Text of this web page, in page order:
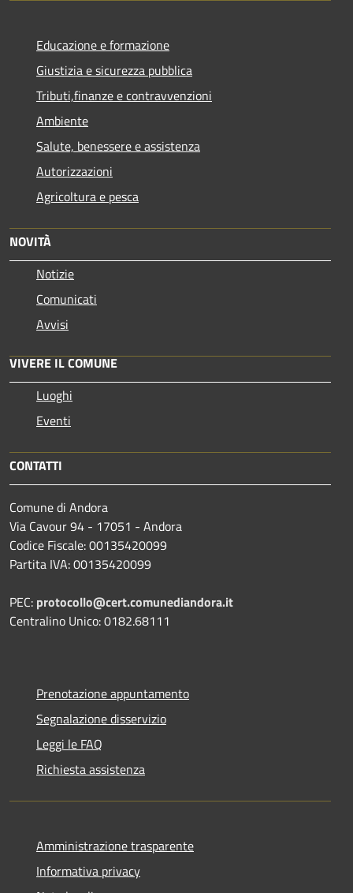
Educazione e formazione
Giustizia e sicurezza pubblica
Tributi,finanze e contravvenzioni
Ambiente
Salute, benessere e assistenza
Autorizzazioni
Agricoltura e pesca
NOVITÀ
Notizie
Comunicati
Avvisi
VIVERE IL COMUNE
Luoghi
Eventi
CONTATTI
Comune di Andora
Via Cavour 94 - 17051 - Andora
Codice Fiscale: 00135420099
Partita IVA: 00135420099
PEC: protocollo@cert.comunediandora.it
Centralino Unico: 0182.68111
Prenotazione appuntamento
Segnalazione disservizio
Leggi le FAQ
Richiesta assistenza
Amministrazione trasparente
Informativa privacy